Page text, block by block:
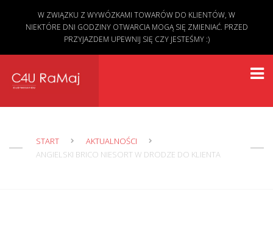
START
AKTUALNOŚCI
ANGIELSKI BRICO NIESORT W DRODZE DO KLIENTA
W ZWIĄZKU Z WYWÓZKAMI TOWARÓW DO KLIENTÓW, W
NIEKTÓRE DNI GODZINY OTWARCIA MOGĄ SIĘ ZMIENIAĆ. PRZED
PRZYJAZDEM UPEWNIJ SIĘ CZY JESTEŚMY :)